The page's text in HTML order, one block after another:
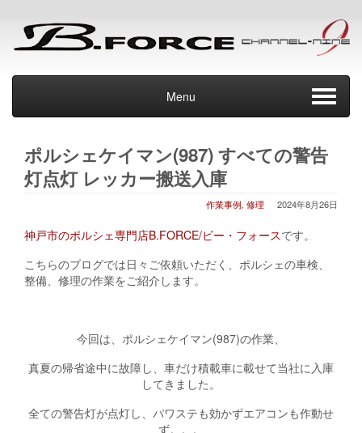
Menu
ポルシェケイマン(987) すべての警告
灯点灯 レッカー搬送入庫
2024年8月26日
作業事例, 修理
神戸市のポルシェ専門店B.FORCE/ビー・フォースです。
こちらのブログでは日々ご依頼いただく、ポルシェの車検、
整備、修理の作業をご紹介します。
今回は、ポルシェケイマン(987)の作業、
真夏の帰省途中に故障し、車だけ積載車に載せて当社に入庫
してきました。
全ての警告灯が点灯し、パワステも効かずエアコンも作動せ
ず。。。